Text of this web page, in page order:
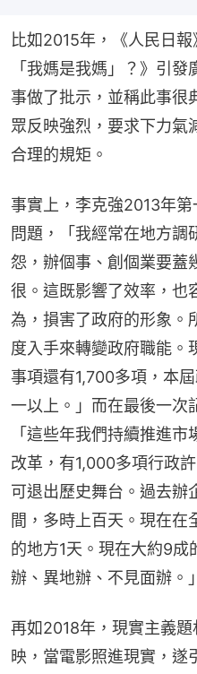
比如2015年，《人民日
「我媽是我媽」？》引
事做了批示，並稱此事很
眾反映強烈，要求下力氣
合理的規矩。
事實上，李克強2013年
問題，「我經常在地方調
怨，辦個事、創個業要蓋
很。這既影響了效率，也
為，損害了政府的形象。
度入手來轉變政府職能。
事項還有1,700多項，本
一以上。」而在最後一次
「這些年我們持續推進市
改革，有1,000多項行政
可退出歷史舞台。過去辦
間，多時上百天。現在
的地方1天。現在大約9成
辦、異地辦、不見面辦。」
再如2018年，現實主義
映，當電影照進現實，遂